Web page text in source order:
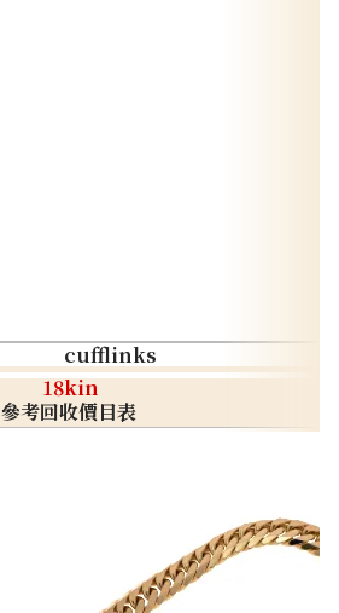
cufflinks
18kin
參考回收價目表